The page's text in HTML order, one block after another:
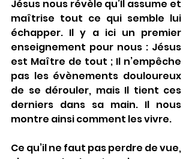
Jésus nous révèle qu’Il assume et
maîtrise tout ce qui semble lui
échapper. Il y a ici un premier
enseignement pour nous : Jésus
est Maître de tout ; Il n’empêche
pas les évènements douloureux
de se dérouler, mais Il tient ces
derniers dans sa main. Il nous
montre ainsi comment les vivre.
Ce qu’il ne faut pas perdre de vue,